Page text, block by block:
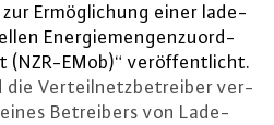
Er­mög­li­chung einer la­de­
En­er­gie­men­gen­zu­ord­
(NZR-EMob)“ ver­öf­fent­licht.
die Ver­teil­netz­be­trei­ber ver­
Be­trei­bers von La­de­